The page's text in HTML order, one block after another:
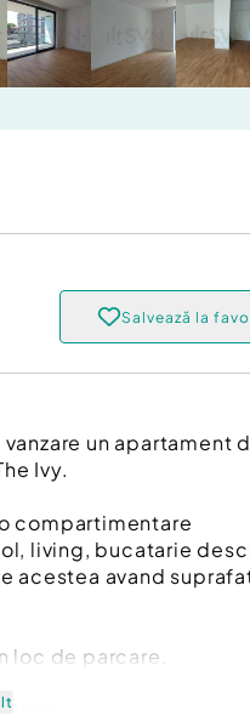
Salvează la
vanzare un apartament
Ivy.
compartimentare
living, bucatarie
acestea avand
loc de parcare.